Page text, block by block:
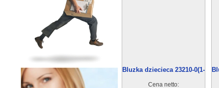
Bluzka dziecieca 23210-0(1-
Cena netto: